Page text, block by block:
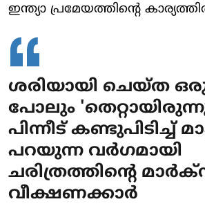
ഇന്ത്യാ പ്രമേയത്തിന്റെ
ശരിയായി ചെയ്ത ഒരു
പോലും
പിന്നീട് കണ്ടുപിടിച്ച്
പറയുന്ന വര്‍ഗമായി
ചരിത്രത്തിന്റെ
വീക്ഷണക്കാര്‍